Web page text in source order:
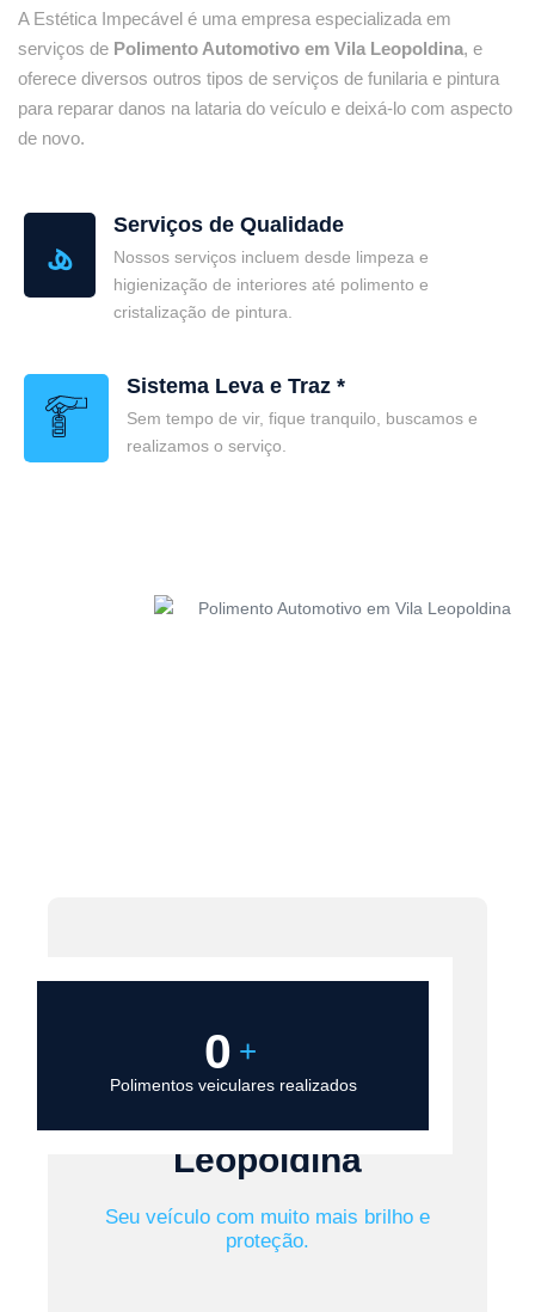
A Estética Impecável é uma empresa especializada em
serviços de Polimento Automotivo em Vila Leopoldina, e
oferece diversos outros tipos de serviços de funilaria e pintura
para reparar danos na lataria do veículo e deixá-lo com aspecto
de novo.
Serviços de Qualidade
Nossos serviços incluem desde limpeza e
higienização de interiores até polimento e
cristalização de pintura.
Sistema Leva e Traz *
Sem tempo de vir, fique tranquilo, buscamos e
realizamos o serviço.
0 +
Polimentos veiculares realizados
Serviço de Polimento
Leopoldina
Seu veículo com muito mais brilho e
proteção.